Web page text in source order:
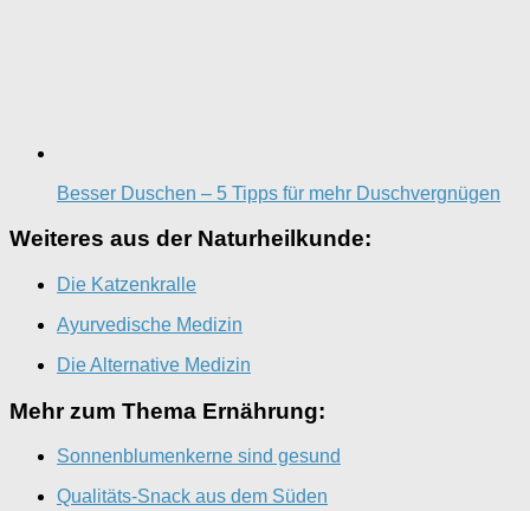
Besser Duschen – 5 Tipps für mehr Duschvergnügen
Weiteres aus der Naturheilkunde:
Die Katzenkralle
Ayurvedische Medizin
Die Alternative Medizin
Mehr zum Thema Ernährung:
Sonnenblumenkerne sind gesund
Qualitäts-Snack aus dem Süden